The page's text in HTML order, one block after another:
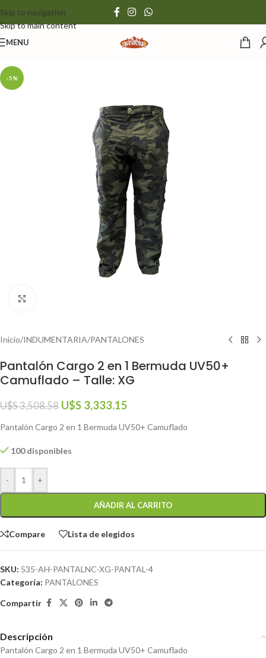
Skip to navigation
Skip to main content
MENU
-5%
Inicio/INDUMENTARIA/PANTALONES
Pantalón Cargo 2 en 1 Bermuda UV50+
Camuflado – Talle: XG
U$S3,508.58 U$S 3,333.15
Pantalón Cargo 2 en 1 Bermuda UV50+ Camuflado
100 disponibles
- +
AÑADIR AL CARRITO
Compare Lista de elegidos
SKU: 535-AH-PANTALNC-XG-PANTAL-4
Categoría: PANTALONES
Compartir
Descripción
Pantalón Cargo 2 en 1 Bermuda UV50+ Camuflado